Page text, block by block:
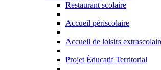
Restaurant scolaire
Accueil périscolaire
Accueil de loisirs
Projet Éducatif Territorial